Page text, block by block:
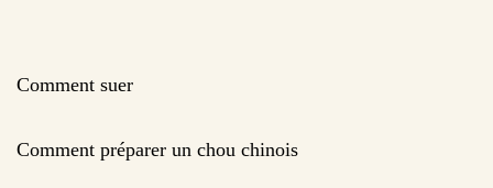
Comment suer
Comment préparer un chou chinois